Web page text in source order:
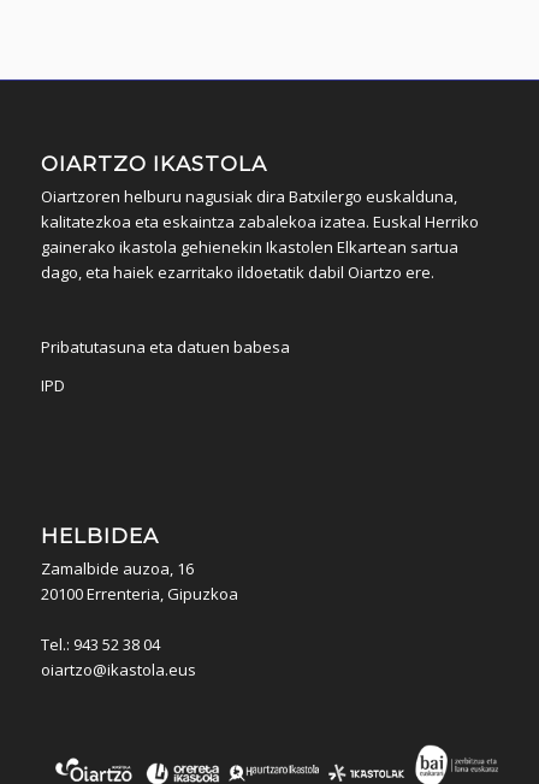
OIARTZO IKASTOLA
Oiartzoren helburu nagusiak dira Batxilergo euskalduna,
kalitatezkoa eta eskaintza zabalekoa izatea. Euskal Herriko
gainerako ikastola gehienekin Ikastolen Elkartean sartua
dago, eta haiek ezarritako ildoetatik dabil Oiartzo ere.
Pribatutasuna eta datuen babesa
IPD
HELBIDEA
Zamalbide auzoa, 16
20100 Errenteria, Gipuzkoa
Tel.: 943 52 38 04
oiartzo@ikastola.eus